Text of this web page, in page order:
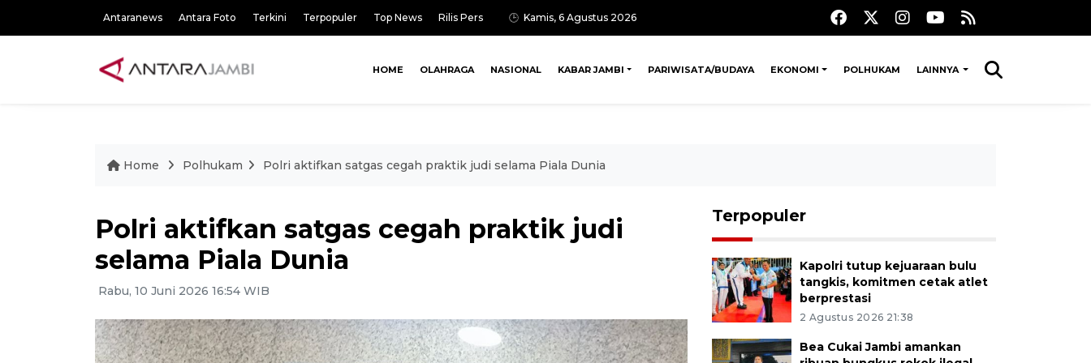
Antaranews Antara Foto Terkini Terpopuler Top News Rilis Pers Kamis, 6 Agustus 2026
HOME OLAHRAGA NASIONAL KABAR JAMBI PARIWISATA/BUDAYA EKONOMI POLHUKAM LAINNYA
Home Polhukam Polri aktifkan satgas cegah praktik judi selama Piala Dunia
Polri aktifkan satgas cegah praktik judi
selama Piala Dunia
Rabu, 10 Juni 2026 16:54 WIB
Terpopuler
Kapolri tutup kejuaraan bulu
tangkis, komitmen cetak atlet
berprestasi
2 Agustus 2026 21:38
Bea Cukai Jambi amankan